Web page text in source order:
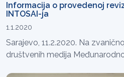
Informacija o provedenoj
INTOSAI-ja
1.1.2020
Sarajevo, 11.2.2020. Na
društvenih medija